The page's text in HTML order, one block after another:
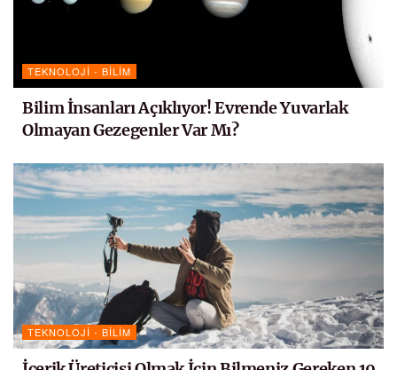
TEKNOLOJI - BILIM
Bilim İnsanları Açıklıyor! Evrende Yuvarlak
Olmayan Gezegenler Var Mı?
TEKNOLOJI - BILIM